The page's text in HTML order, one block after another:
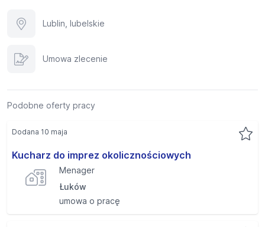
Lublin, lubelskie
Umowa zlecenie
Podobne oferty pracy
Kucharz do imprez okolicznościowych
Menager
Łuków
umowa o pracę
Dodana 10 maja